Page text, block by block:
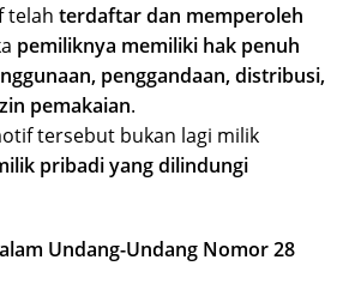
telah terdaftar dan memperoleh
pemiliknya memiliki hak penuh
penggandaan, distribusi,
pemakaian.
tersebut bukan lagi milik
pribadi yang dilindungi
Undang-Undang Nomor 28